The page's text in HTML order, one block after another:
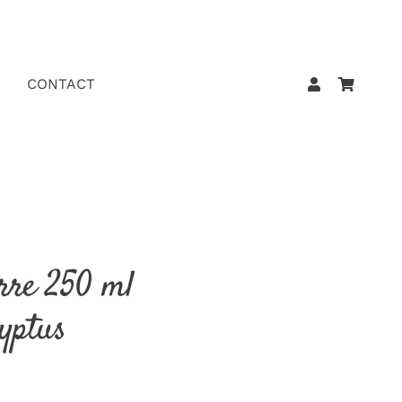
CONTACT
250 ml